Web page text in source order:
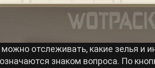
отслеживать, какие зелья и
знаком вопроса. По